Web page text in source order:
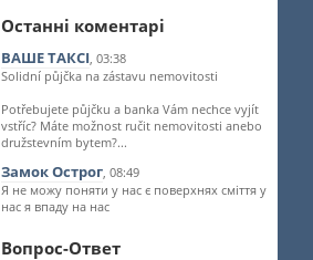
Останні коментарі
ВАШЕ ТАКСІ, 03:38
Solidní půjčka na zástavu nemovitosti
Potřebujete půjčku a banka Vám nechce vyjít
vstříc? Máte možnost ručit nemovitosti anebo
družstevním bytem?...
Замок Острог, 08:49
Я не можу поняти у нас є поверхнях сміття у
нас я впаду на нас
Вопрос-Ответ